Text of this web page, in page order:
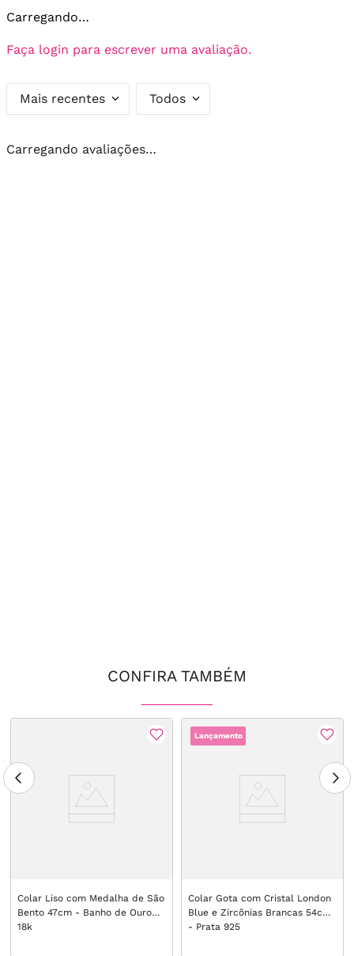
Carregando…
Faça login para escrever uma avaliação.
Mais recentes Todos
Carregando avaliações…
CONFIRA TAMBÉM
Colar Liso com Medalha de São
Bento 47cm - Banho de Ouro
18k
Lançamento
Colar Gota com Cristal London
Blue e Zircônias Brancas 54cm
- Prata 925